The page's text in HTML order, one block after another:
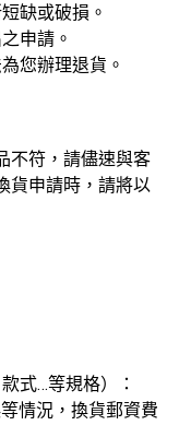
缺或破損。
申請。
您辦理退貨。
不符，請儘速與客
貨申請時，請將以
式…等規格）：
情況，換貨郵資費